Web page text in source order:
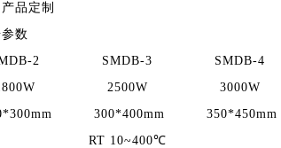
品定制
数
2 SMDB-3
SMDB-4
2500W
3000W
300*400mm
350*450mm
RT 10~400℃